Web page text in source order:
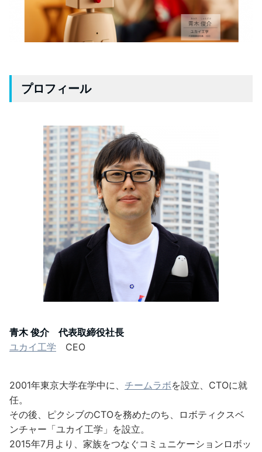
プロフィール
青木 俊介 代表取締役社長
ユカイ工学 CEO
2001年東京大学在学中に、 チームラボを設立、CTOに就
任。
その後、ピクシブのCTOを務めたのち、ロボティクスベ
ンチャー「ユカイ工学」を設立。
2015年7月より、家族をつなぐコミュニケーションロボッ